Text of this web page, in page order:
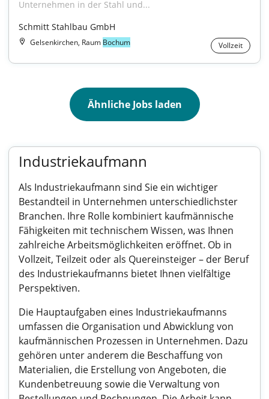
Unternehmen in der Stahl und...
Schmitt Stahlbau GmbH
Gelsenkirchen, Raum Bochum Vollzeit
Ähnliche Jobs laden
Industriekaufmann
Als Industriekaufmann sind Sie ein wichtiger
Bestandteil in Unternehmen unterschiedlichster
Branchen. Ihre Rolle kombiniert kaufmännische
Fähigkeiten mit technischem Wissen, was Ihnen
zahlreiche Arbeitsmöglichkeiten eröffnet. Ob in
Vollzeit, Teilzeit oder als Quereinsteiger – der Beruf
des Industriekaufmanns bietet Ihnen vielfältige
Perspektiven.
Die Hauptaufgaben eines Industriekaufmanns
umfassen die Organisation und Abwicklung von
kaufmännischen Prozessen in Unternehmen. Dazu
gehören unter anderem die Beschaffung von
Materialien, die Erstellung von Angeboten, die
Kundenbetreuung sowie die Verwaltung von